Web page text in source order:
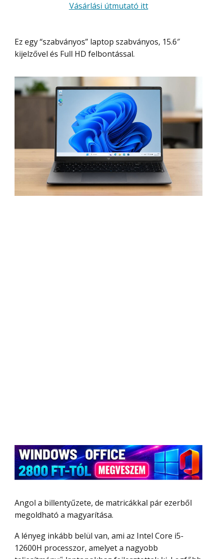
Vásárlási útmutató itt
Ez egy “szabványos” laptop szabványos, 15.6″
kijelzővel és Full HD felbontással.
Angol a billentyűzete, de matricákkal pár ezerből
megoldható a magyarítása.
A lényeg inkább belül van, ami az Intel Core i5-
12600H processzor, amelyet a nagyobb